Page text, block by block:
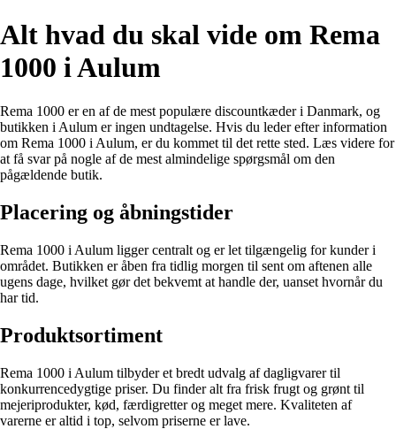
Alt hvad du skal vide om Rema
1000 i Aulum
Rema 1000 er en af ​​de mest populære discountkæder i Danmark, og
butikken i Aulum er ingen undtagelse. Hvis du leder efter information
om Rema 1000 i Aulum, er du kommet til det rette sted. Læs videre for
at få svar på nogle af de mest almindelige spørgsmål om den
pågældende butik.
Placering og åbningstider
Rema 1000 i Aulum ligger centralt og er let tilgængelig for kunder i
området. Butikken er åben fra tidlig morgen til sent om aftenen alle
ugens dage, hvilket gør det bekvemt at handle der, uanset hvornår du
har tid.
Produktsortiment
Rema 1000 i Aulum tilbyder et bredt udvalg af dagligvarer til
konkurrencedygtige priser. Du finder alt fra frisk frugt og grønt til
mejeriprodukter, kød, færdigretter og meget mere. Kvaliteten af
varerne er altid i top, selvom priserne er lave.